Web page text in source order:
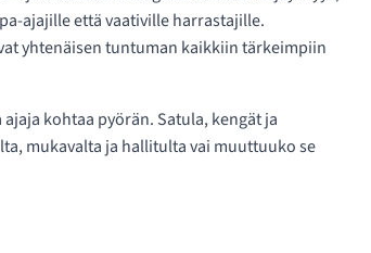
ajajille että vaativille harrastajille.
yhtenäisen tuntuman kaikkiin tärkeimpiin
kohtaa pyörän. Satula, kengät ja
mukavalta ja hallitulta vai muuttuuko se